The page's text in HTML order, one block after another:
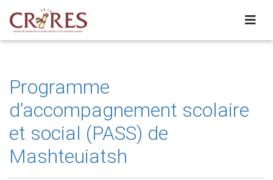
Programme
d’accompagnement scolaire
et social (PASS) de
Mashteuiatsh